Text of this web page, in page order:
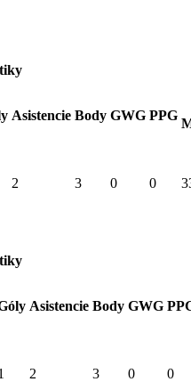
Asistencie Body GWG PPG
2 3 0 0
Asistencie Body GWG
2 3 0 0